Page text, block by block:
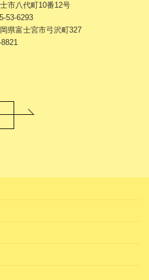
市八代町10番12号
53-6293
県富士宮市弓沢町327